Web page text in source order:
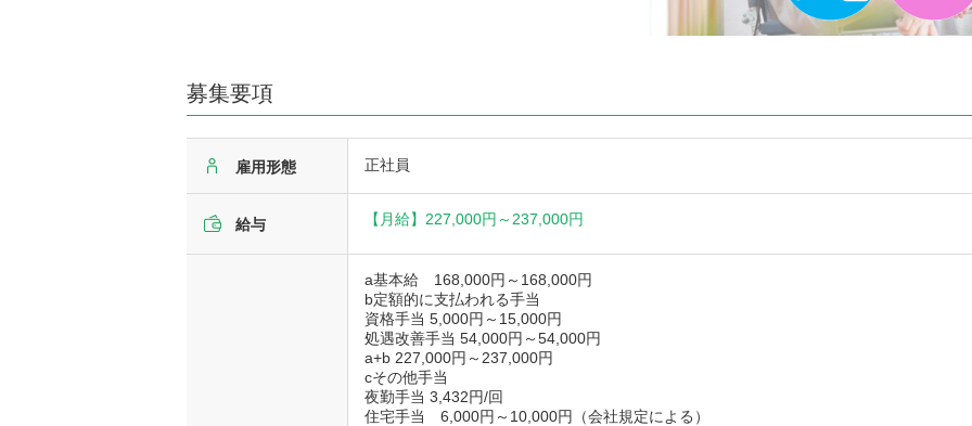
募集要項
雇用形態 正社員
給与 【月給】 227,000円～ 237,000円
a基本給 168,000円～168,000円
b定額的に支払われる手当
資格手当 5,000円～15,000円
処遇改善手当 54,000円～54,000円
a+b 227,000円～237,000円
cその他手当
夜勤手当 3,432円/回
住宅手当 6,000円～10,000円（会社規定による）